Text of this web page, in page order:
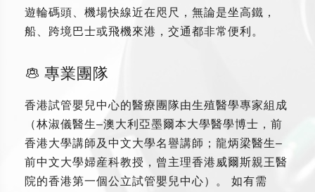
遊輪碼頭、機場快線近在咫尺，無論是坐高鐵，
船、跨境巴士或飛機來港，交通都非常便利。
專業團隊
香港試管嬰兒中心的醫療團隊由生殖醫學專家組成
（林淑儀醫生–澳大利亞墨爾本大學醫學博士，前
香港大學講師及中文大學名譽講師；龍炳梁醫生–
前中文大學婦産科教授，曾主理香港威爾斯親王醫
院的香港第一個公立試管嬰兒中心）。 如有需